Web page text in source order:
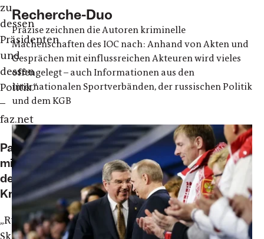
zu
dessen
Präsidenten
und
dessen
Politik.“
–
faz.net
Pakt
mit
dem
Kreml
„Russische
Recherche-Duo
Präzise zeichnen die Autoren kriminelle
Machenschaften des IOC nach: Anhand von Akten und
Gesprächen mit einflussreichen Akteuren wird vieles
offengelegt – auch Informationen aus den
internationalen Sportverbänden, der russischen Politik
und dem KGB